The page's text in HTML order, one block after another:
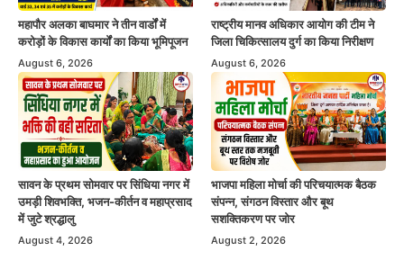
महापौर अलका बाघमार ने तीन वार्डों में
करोड़ों के विकास कार्यों का किया भूमिपूजन
August 6, 2026
राष्ट्रीय मानव अधिकार आयोग की टीम ने
जिला चिकित्सालय दुर्ग का किया निरीक्षण
August 6, 2026
सावन के प्रथम सोमवार पर सिंधिया नगर में
उमड़ी शिवभक्ति, भजन-कीर्तन व महाप्रसाद
में जुटे श्रद्धालु
August 4, 2026
भाजपा महिला मोर्चा की परिचयात्मक बैठक
संपन्न, संगठन विस्तार और बूथ
सशक्तिकरण पर जोर
August 2, 2026